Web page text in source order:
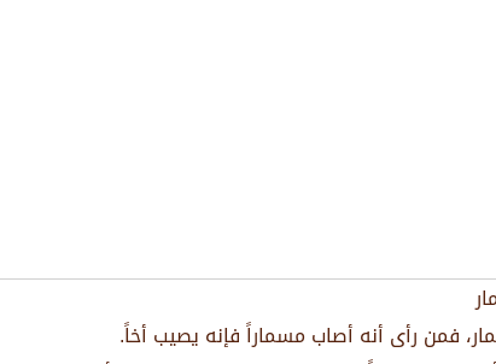
فمن رأى أنه أصاب مسماراً فإنه يصيب أخاً.